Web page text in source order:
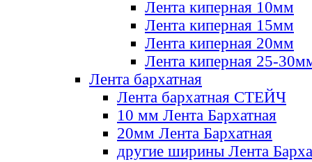
Лента киперная 10мм
Лента киперная 15мм
Лента киперная 20мм
Лента киперная 25-
Лента бархатная
Лента бархатная СТЕЙЧ
10 мм Лента Бархатная
20мм Лента Бархатная
другие ширины Лента